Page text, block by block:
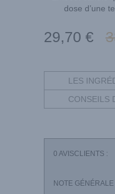
dose d’une
29,70 €
LES
CONSEILS
0 AVISCLIENTS :
NOTE GÉNÉRALE